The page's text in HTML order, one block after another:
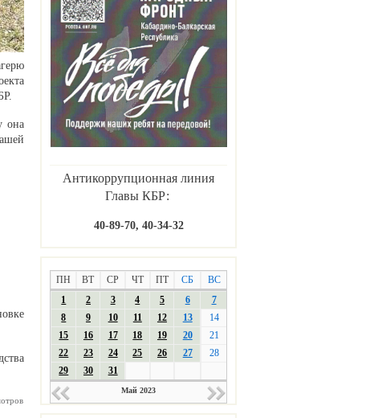
Антикоррупционная линия
Главы КБР:
40-89-70, 40-34-32
ПН ВТ СР ЧТ ПТ СБ
ВС
1
2 3 4 5 6
7
8
9 10 11 12 13
14
15
16 17 18 19 20
21
22
23 24 25 26 27
28
29
30 31
Май 2023
она